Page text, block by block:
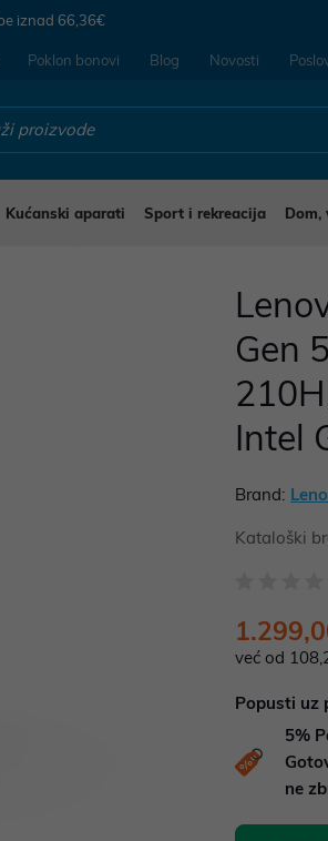
iznad 66,36€
Poklon bonovi Blog Novosti
Kućanski aparati Sport i rekreacija
Gen
Intel
Brand:
Kataloški
već od
Popusti uz
5%
ne